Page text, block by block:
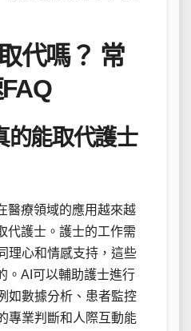
代嗎？ 常
的能取代護士
醫療領域的應用越來越
代護士。護士的工作需
理心和情感支持，這些
。AI可以輔助護士進行
如數據分析、患者監控
專業判斷和人際互動能